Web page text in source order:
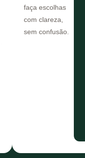
faça escolhas
com clareza,
sem confusão.